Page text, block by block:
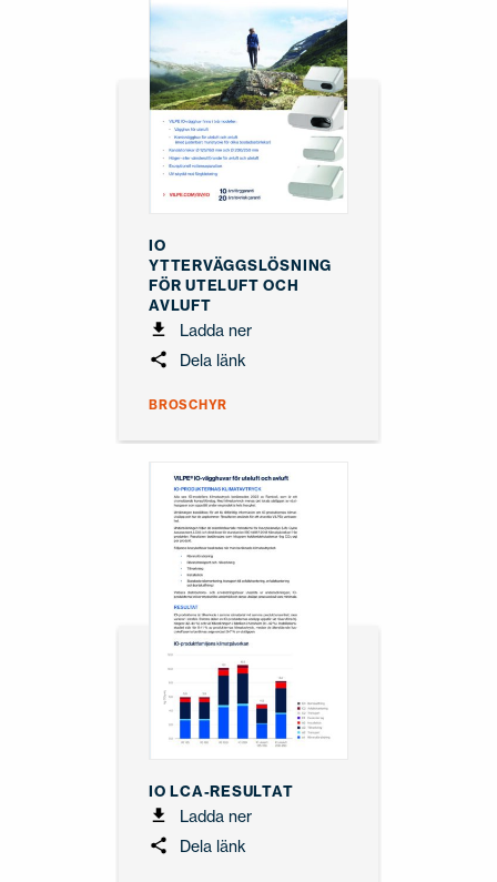
IO
YTTERVÄGGSLÖSNING
FÖR UTELUFT OCH
AVLUFT
Ladda ner
Dela länk
BROSCHYR
IO LCA-RESULTAT
Ladda ner
Dela länk